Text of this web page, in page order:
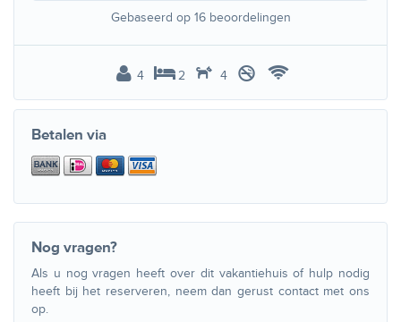
Gebaseerd op 16beoordelingen
4 2 4
Betalen via
Nog vragen?
Als u nog vragen heeft over dit vakantiehuis of hulp nodig
heeft bij het reserveren, neem dan gerust contact met ons
op.